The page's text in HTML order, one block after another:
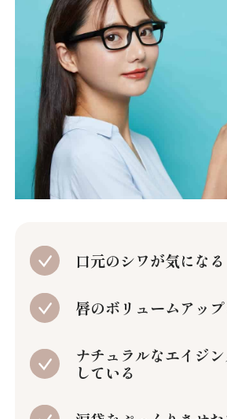
口元のシワが気になる
唇のボリュームアッ
ナチュラルなエイジ
している